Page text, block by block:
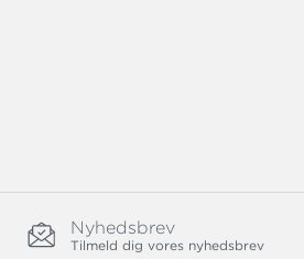
Nyhedsbrev
Tilmeld dig vores nyhedsbrev